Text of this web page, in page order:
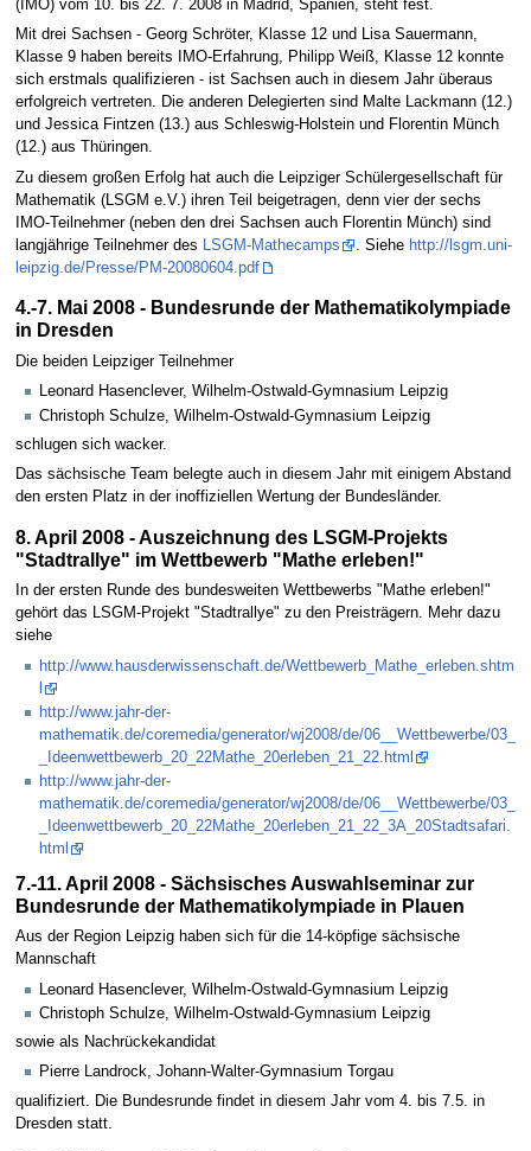
(IMO) vom 10. bis 22. 7. 2008 in Madrid, Spanien, steht fest.
Mit drei Sachsen - Georg Schröter, Klasse 12 und Lisa Sauermann,
Klasse 9 haben bereits IMO-Erfahrung, Philipp Weiß, Klasse 12 konnte
sich erstmals qualifizieren - ist Sachsen auch in diesem Jahr überaus
erfolgreich vertreten. Die anderen Delegierten sind Malte Lackmann (12.)
und Jessica Fintzen (13.) aus Schleswig-Holstein und Florentin Münch
(12.) aus Thüringen.
Zu diesem großen Erfolg hat auch die Leipziger Schülergesellschaft für
Mathematik (LSGM e.V.) ihren Teil beigetragen, denn vier der sechs
IMO-Teilnehmer (neben den drei Sachsen auch Florentin Münch) sind
langjährige Teilnehmer des
LSGM-Mathecamps . Siehe http://lsgm.uni-
leipzig.de/Presse/PM-20080604.pdf
4.-7. Mai 2008 - Bundesrunde der Mathematikolympiade
in Dresden
Die beiden Leipziger Teilnehmer
Leonard Hasenclever, Wilhelm-Ostwald-Gymnasium Leipzig
Christoph Schulze, Wilhelm-Ostwald-Gymnasium Leipzig
schlugen sich wacker.
Das sächsische Team belegte auch in diesem Jahr mit einigem Abstand
den ersten Platz in der inoffiziellen Wertung der Bundesländer.
8. April 2008 - Auszeichnung des LSGM-Projekts
"Stadtrallye" im Wettbewerb "Mathe erleben!"
In der ersten Runde des bundesweiten Wettbewerbs "Mathe erleben!"
gehört das LSGM-Projekt "Stadtrallye" zu den Preisträgern. Mehr dazu
siehe
http://www.hausderwissenschaft.de/Wettbewerb_Mathe_erleben.shtm
http://www.jahr-der-
mathematik.de/coremedia/generator/wj2008/de/06__Wettbewerbe/03_
_Ideenwettbewerb_20_22Mathe_20erleben_21_22.html
http://www.jahr-der-
mathematik.de/coremedia/generator/wj2008/de/06__Wettbewerbe/03_
_Ideenwettbewerb_20_22Mathe_20erleben_21_22_3A_20Stadtsafari.
html
7.-11. April 2008 - Sächsisches Auswahlseminar zur
Bundesrunde der Mathematikolympiade in Plauen
Aus der Region Leipzig haben sich für die 14-köpfige sächsische
Mannschaft
Leonard Hasenclever, Wilhelm-Ostwald-Gymnasium Leipzig
Christoph Schulze, Wilhelm-Ostwald-Gymnasium Leipzig
sowie als Nachrückekandidat
Pierre Landrock, Johann-Walter-Gymnasium Torgau
qualifiziert. Die Bundesrunde findet in diesem Jahr vom 4. bis 7.5. in
Dresden statt.